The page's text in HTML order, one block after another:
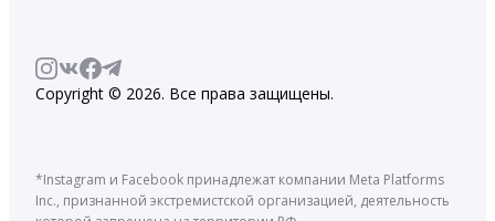
Copyright © 2026. Все права защищены.
*Instagram и Facebook принадлежат компании Meta Platforms
Inc., признанной экстремистской организацией, деятельность